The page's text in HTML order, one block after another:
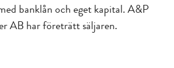
banklån och eget kapital. A&P
AB har företrätt säljaren.